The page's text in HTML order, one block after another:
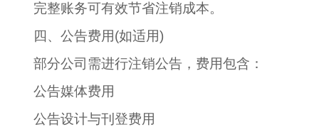
完整账务可有效节省注销成本。
四、公告费用(如适用)
部分公司需进行注销公告，费用包含：
公告媒体费用
公告设计与刊登费用